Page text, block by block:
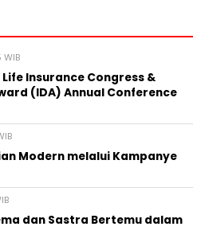
Insurance Congress &
(IDA) Annual Conference
Modern melalui Kampanye
dan Sastra Bertemu dalam